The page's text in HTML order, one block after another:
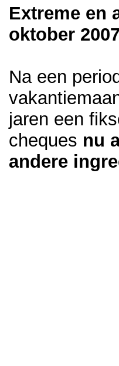
Extreme en
oktober 2007
Na een
jaren een
cheques nu
andere